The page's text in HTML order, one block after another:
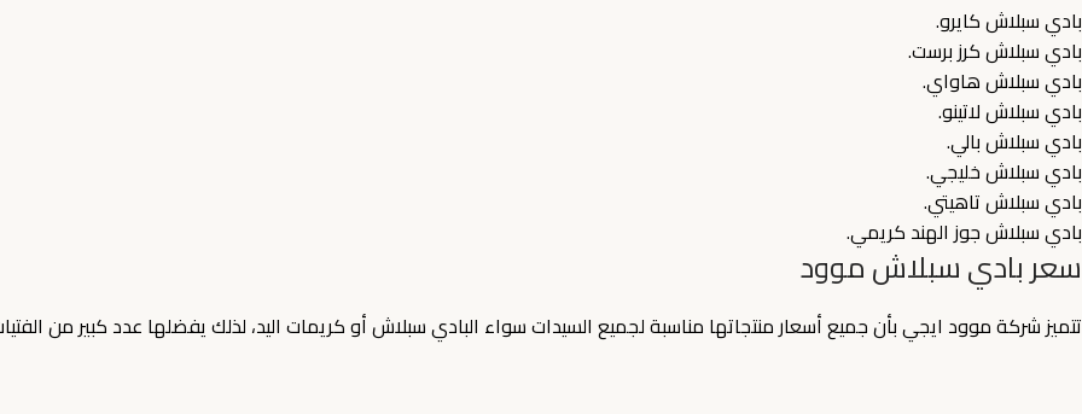
بادي سبلاش كايرو.
بادي سبلاش كرز برست.
بادي سبلاش هاواي.
بادي سبلاش لاتينو.
بادي سبلاش بالي.
بادي سبلاش خليجي.
بادي سبلاش تاهيتي.
بادي سبلاش جوز الهند كريمي.
سعر بادي سبلاش موود
تتميز شركة موود ايجي بأن جميع أسعار منتجاتها مناسبة لجميع السيدات سواء البادي سبلاش أو كريمات اليد، لذلك يفضلها عدد كبير من